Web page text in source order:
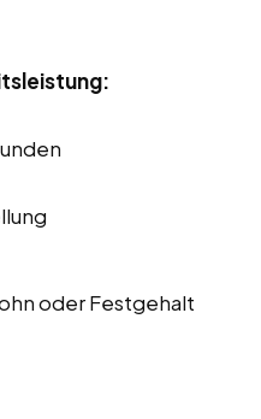
oder Festgehalt